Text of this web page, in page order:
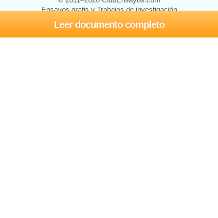
Leer documento completo
Ensayos gratis y Trabajos de investigación